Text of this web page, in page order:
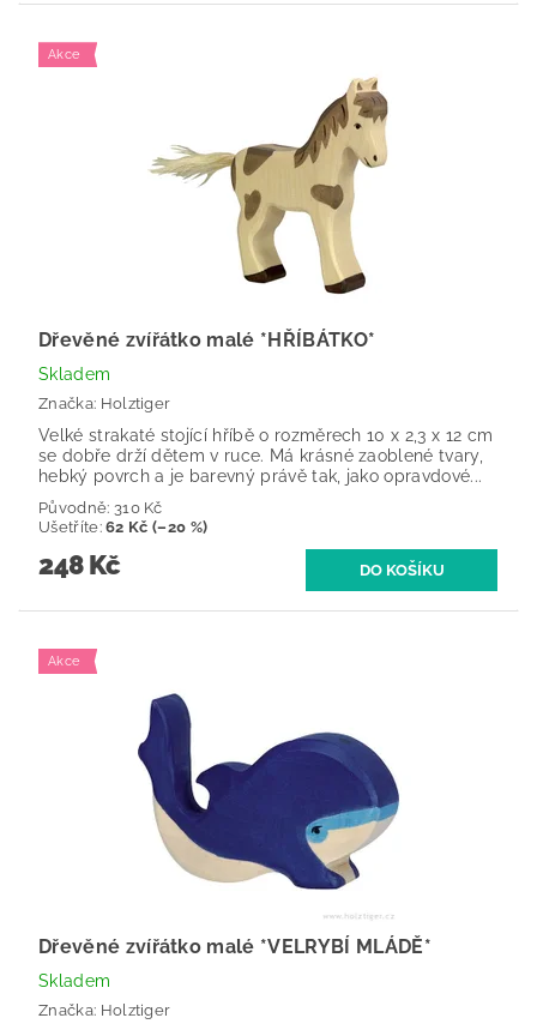
Akce
Dřevěné zvířátko malé *HŘÍBÁTKO*
Skladem
Značka: Holztiger
Velké strakaté stojící hříbě o rozměrech 10 x 2,3 x 12 cm
se dobře drží dětem v ruce. Má krásné zaoblené tvary,
hebký povrch a je barevný právě tak, jako opravdové...
Původně: 310 Kč
Ušetříte:62 Kč (–20 %)
248 Kč
Akce
Dřevěné zvířátko malé *VELRYBÍ MLÁDĚ*
Skladem
Značka: Holztiger